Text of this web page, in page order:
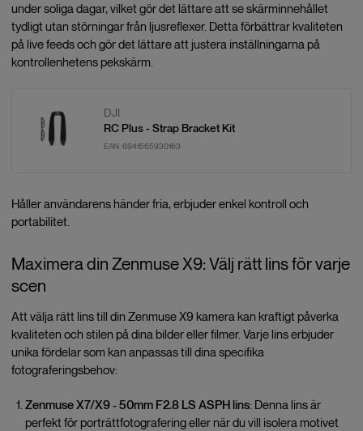
under soliga dagar, vilket gör det lättare att se skärminnehållet
tydligt utan störningar från ljusreflexer. Detta förbättrar kvaliteten
på live feeds och gör det lättare att justera inställningarna på
kontrollenhetens pekskärm.
DJI
RC Plus - Strap Bracket Kit
EAN: 6941565930163
Håller användarens händer fria, erbjuder enkel kontroll och
portabilitet.
Maximera din Zenmuse X9: Välj rätt lins för varje
scen
Att välja rätt lins till din Zenmuse X9 kamera kan kraftigt påverka
kvaliteten och stilen på dina bilder eller filmer. Varje lins erbjuder
unika fördelar som kan anpassas till dina specifika
fotograferingsbehov:
Zenmuse X7/X9 - 50mm F2.8 LS ASPH lins: Denna lins är
perfekt för porträttfotografering eller när du vill isolera motivet